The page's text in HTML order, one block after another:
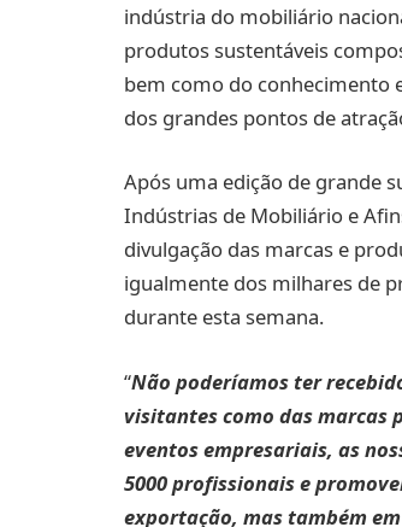
indústria do mobiliário
produtos sustentáveis
bem como do conhecimento
dos grandes pontos de
Após uma edição de grande
Indústrias de Mobiliário e
divulgação das marcas e
igualmente dos milhares de
durante esta semana.
“Não poderíamos ter
visitantes como das marcas
eventos empresariais, as
5000 profissionais e
exportação, mas também